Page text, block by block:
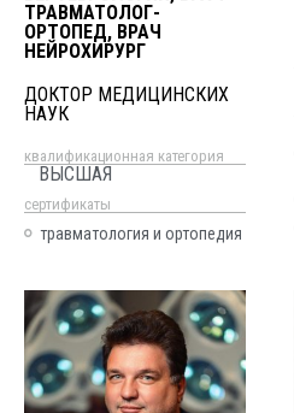
ТРАВМАТОЛОГ-
ОРТОПЕД, ВРАЧ
НЕЙРОХИРУРГ
ДОКТОР МЕДИЦИНСКИХ
НАУК
квалификационная категория
ВЫСШАЯ
cертификаты
травматология и ортопедия